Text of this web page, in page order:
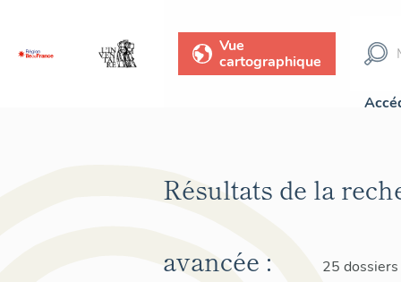
Vue
cartographique
Résultats de la
avancée :
25 dossiers